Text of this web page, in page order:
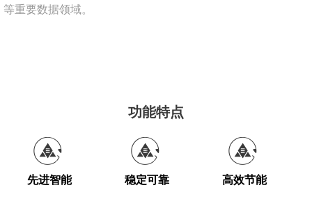
等重要数据领域。
功能特点
先进智能 稳定可靠 高效节能